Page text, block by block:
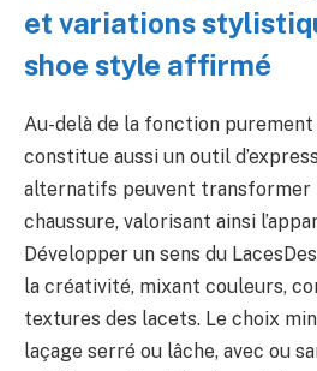
et variations
shoe style affirmé
Au-delà de la fonction
constitue aussi un outil
alternatifs peuvent transformer
chaussure, valorisant ainsi
Développer un sens du
la créativité, mixant couleurs,
textures des lacets. Le choix
laçage serré ou lâche, avec ou